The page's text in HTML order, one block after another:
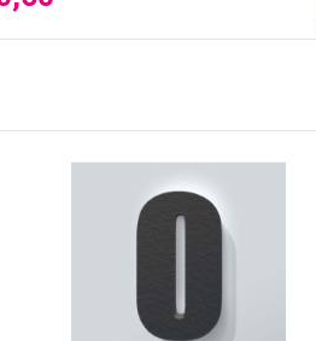
je de cijfers plaatst of vervoert.
Big John wanneer het cijfer
de cijfers pas wanneer de